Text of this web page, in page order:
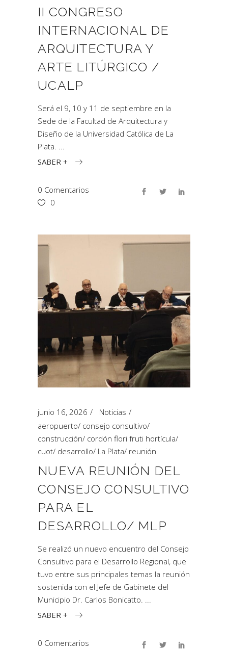
II CONGRESO
INTERNACIONAL DE
ARQUITECTURA Y
ARTE LITÚRGICO /
UCALP
Será el 9, 10 y 11 de septiembre en la
Sede de la Facultad de Arquitectura y
Diseño de la Universidad Católica de La
Plata.
SABER +
0 Comentarios
0
junio 16, 2026
Noticias
aeropuerto/ consejo consultivo/
construcción/ cordón flori fruti hortícula/
cuot/ desarrollo/ La Plata/ reunión
NUEVA REUNIÓN DEL
CONSEJO CONSULTIVO
PARA EL
DESARROLLO/ MLP
Se realizó un nuevo encuentro del Consejo
Consultivo para el Desarrollo Regional, que
tuvo entre sus principales temas la reunión
sostenida con el Jefe de Gabinete del
Municipio Dr. Carlos Bonicatto.
SABER +
0 Comentarios